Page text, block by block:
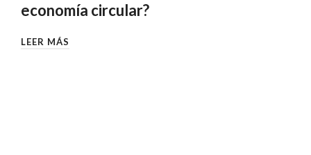
economía circular?
LEER MÁS